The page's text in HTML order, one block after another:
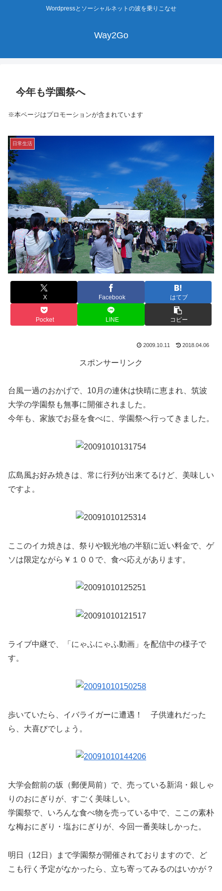
Wordpressとソーシャルネットの波を乗りこなせ
Way2Go
今年も学園祭へ
※本ページはプロモーションが含まれています
日常生活
X Facebook はてブ
Pocket LINE コピー
2009.10.11 2018.04.06
スポンサーリンク
台風一過のおかげで、10月の連休は快晴に恵まれ、筑波
大学の学園祭も無事に開催されました。
今年も、家族でお昼を食べに、学園祭へ行ってきました。
広島風お好み焼きは、常に行列が出来てるけど、美味しい
ですよ。
ここのイカ焼きは、祭りや観光地の半額に近い料金で、ゲ
ソは限定ながら￥１００で、食べ応えがあります。
ライブ中継で、「にゃふにゃふ動画」を配信中の様子で
す。
歩いていたら、イバライガーに遭遇！ 子供連れだった
ら、大喜びでしょう。
大学会館前の坂（郵便局前）で、売っている新潟・銀しゃ
りのおにぎりが、すごく美味しい。
学園祭で、いろんな食べ物を売っている中で、ここの素朴
な梅おにぎり・塩おにぎりが、今回一番美味しかった。
明日（12日）まで学園祭が開催されておりますので、ど
こも行く予定がなかったら、立ち寄ってみるのはいかが？